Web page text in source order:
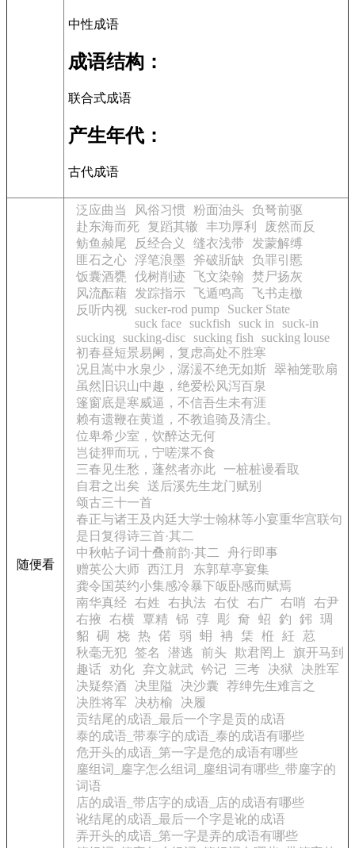
中性成语
成语结构：
联合式成语
产生年代：
古代成语
随便看
泛应曲当 风俗习惯 粉面油头
负弩前驱
赴东海而死
复蹈其辙 丰功厚利
废然而反
鲂鱼赪尾
反经合义 缝衣浅带
发蒙解缚
匪石之心 浮笔浪墨 斧破斨缺
负罪引慝
饭囊酒甕
伐树削迹 飞文染翰
焚尸扬灰
风流酝藉
发踪指示 飞遁鸣高
飞书走檄
反听内视 sucker-rod pump
Sucker State
suck face suckfish suck in
suck-in
sucking
sucking-disc sucking fish
sucking louse
初春昼短景易阑，复虑高处不胜寒
况且嵩中水泉少，潺湲不绝无如斯 翠袖笼歌扇
虽然旧识山中趣，绝爱松风泻百泉
篷窗底是寒威逼，不信吾生未有涯
赖有遗鞭在黄道，不教追骑及清尘。
位卑希少室，饮醉达无何
岂徒狎而玩，宁嗟渫不食
三春见生愁，蓬然者亦此
一桩桩谩看取
自君之出矣
送后溪先生龙门赋别
颂古三十一首
春正与诸王及内廷大学士翰林等小宴重华宫联句
是日复得诗三首·其二
中秋帖子词十叠前韵·其二
舟行即事
赠英公大师 西江月
东郭草亭宴集
龚令国英约小集感冷暴下皈卧感而赋焉
南华真经 右姓 右执法 右仗 右广 右哨
右尹
右掖
右横 覃精 铞 弴 彫 奝 蛁 釣 鈟
琱
貂
碉 桡 热 偌 弱 蚦 袡 栠 栣 紝 荵
秋毫无犯
签名 潜逃 前头 欺君罔上
旗开马到
趣话
劝化 弃文就武 钤记 三考 决狱
决胜军
决疑祭酒
决里隘 决沙囊
荐绅先生难言之
决胜将军
决枋榆
决履
贡结尾的成语_最后一个字是贡的成语
泰的成语_带泰字的成语_泰的成语有哪些
危开头的成语_第一字是危的成语有哪些
鏖组词_鏖字怎么组词_鏖组词有哪些_带鏖字的
词语
店的成语_带店字的成语_店的成语有哪些
讹结尾的成语_最后一个字是讹的成语
弄开头的成语_第一字是弄的成语有哪些